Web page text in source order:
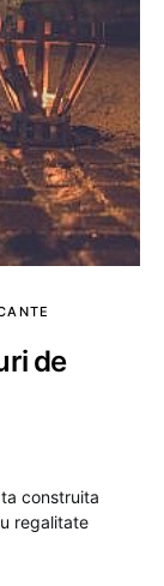
de
construita
regalitate